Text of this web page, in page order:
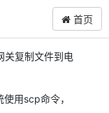
首页
关复制文件到电
用scp命令，